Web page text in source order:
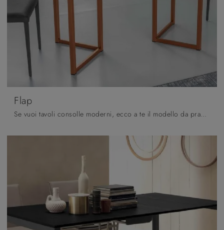
Flap
Se vuoi tavoli consolle moderni, ecco a te il modello da pranzo in melaminico Flap dell'azienda Altacom.